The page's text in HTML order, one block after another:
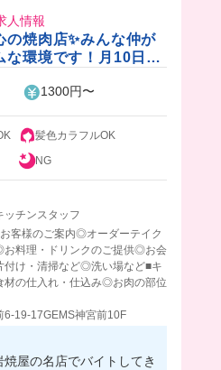
人情報
の焼肉店✨みんな仲が
な環境です！月10日以
1300円〜
髪色カラフルOK
NG
ッチンスタッフ
客様のご案内◎オーダーテイク
お料理・ドリンクのご提供◎お会
け・清掃など◎洗い場など■キ
材の仕入れ・仕込み◎お肉の部位
6-19-17GEMS神宮前10F
屋の名店でバイトしてき